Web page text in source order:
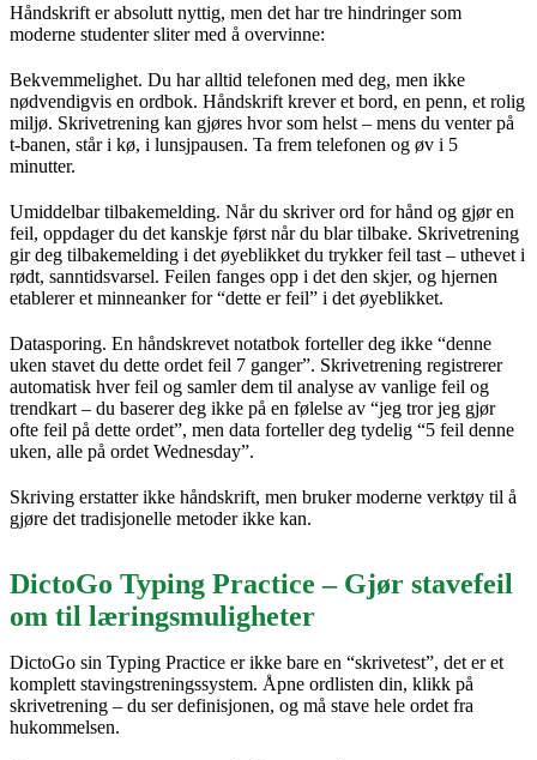
Håndskrift er absolutt nyttig, men det har tre hindringer som
moderne studenter sliter med å overvinne:
Bekvemmelighet. Du har alltid telefonen med deg, men ikke
nødvendigvis en ordbok. Håndskrift krever et bord, en penn, et rolig
miljø. Skrivetrening kan gjøres hvor som helst – mens du venter på
t-banen, står i kø, i lunsjpausen. Ta frem telefonen og øv i 5
minutter.
Umiddelbar tilbakemelding. Når du skriver ord for hånd og gjør en
feil, oppdager du det kanskje først når du blar tilbake. Skrivetrening
gir deg tilbakemelding i det øyeblikket du trykker feil tast – uthevet i
rødt, sanntidsvarsel. Feilen fanges opp i det den skjer, og hjernen
etablerer et minneanker for “dette er feil” i det øyeblikket.
Datasporing. En håndskrevet notatbok forteller deg ikke “denne
uken stavet du dette ordet feil 7 ganger”. Skrivetrening registrerer
automatisk hver feil og samler dem til analyse av vanlige feil og
trendkart – du baserer deg ikke på en følelse av “jeg tror jeg gjør
ofte feil på dette ordet”, men data forteller deg tydelig “5 feil denne
uken, alle på ordet Wednesday”.
Skriving erstatter ikke håndskrift, men bruker moderne verktøy til å
gjøre det tradisjonelle metoder ikke kan.
DictoGo Typing Practice – Gjør stavefeil
om til læringsmuligheter
DictoGo sin Typing Practice er ikke bare en “skrivetest”, det er et
komplett stavingstreningssystem. Åpne ordlisten din, klikk på
skrivetrening – du ser definisjonen, og må stave hele ordet fra
hukommelsen.